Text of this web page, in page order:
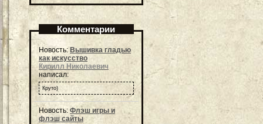
Комментарии
Новость: Вышивка гладью
как искусство
Кирилл Николаевич
написал:
Круто)
Новость: Флэш игры и
флэш сайты